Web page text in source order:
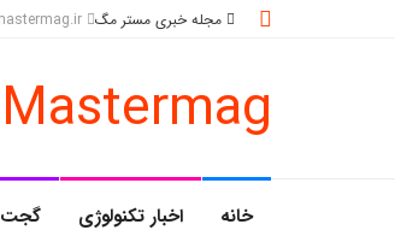
مجله خبری مستر مگ
Mastermag
خانه اخبار تکنولوژی گجت